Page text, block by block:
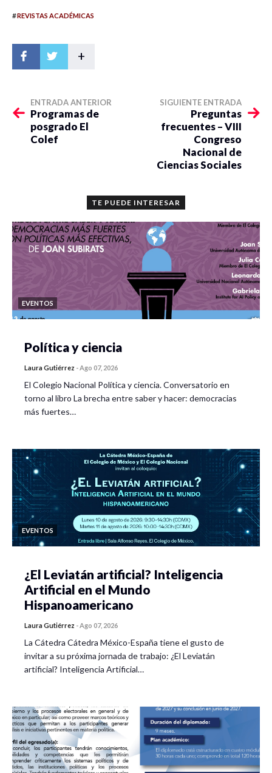
#REVISTAS ACADÉMICAS
+
ENTRADA ANTERIOR
Programas de
posgrado El
Colef
SIGUIENTE ENTRADA
Preguntas
frecuentes – VIII
Congreso
Nacional de
Ciencias Sociales
TE PUEDE INTERESAR
EVENTOS
Política y ciencia
Laura Gutiérrez -Ago 07, 2026
El Colegio Nacional Política y ciencia. Conversatorio en
torno al libro La brecha entre saber y hacer: democracias
más fuertes…
EVENTOS
¿El Leviatán artificial? Inteligencia
Artificial en el Mundo
Hispanoamericano
Laura Gutiérrez -Ago 07, 2026
La Cátedra Cátedra México-España tiene el gusto de
invitar a su próxima jornada de trabajo: ¿El Leviatán
artificial? Inteligencia Artificial…